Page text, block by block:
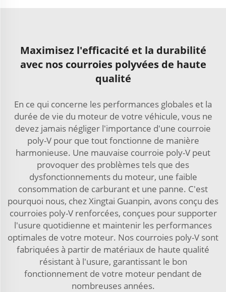
Maximisez l'efficacité et la durabilité
avec nos courroies polyvées de haute
qualité
En ce qui concerne les performances globales et la
durée de vie du moteur de votre véhicule, vous ne
devez jamais négliger l'importance d'une courroie
poly-V pour que tout fonctionne de manière
harmonieuse. Une mauvaise courroie poly-V peut
provoquer des problèmes tels que des
dysfonctionnements du moteur, une faible
consommation de carburant et une panne. C'est
pourquoi nous, chez Xingtai Guanpin, avons conçu des
courroies poly-V renforcées, conçues pour supporter
l'usure quotidienne et maintenir les performances
optimales de votre moteur. Nos courroies poly-V sont
fabriquées à partir de matériaux de haute qualité
résistant à l'usure, garantissant le bon
fonctionnement de votre moteur pendant de
nombreuses années.